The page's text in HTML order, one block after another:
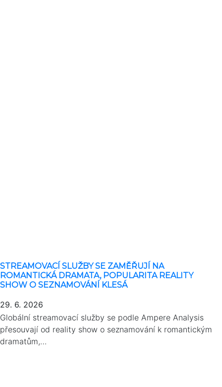
STREAMOVACÍ SLUŽBY SE ZAMĚŘUJÍ NA
ROMANTICKÁ DRAMATA, POPULARITA REALITY
SHOW O SEZNAMOVÁNÍ KLESÁ
29. 6. 2026
Globální streamovací služby se podle Ampere Analysis
přesouvají od reality show o seznamování k romantickým
dramatům,…